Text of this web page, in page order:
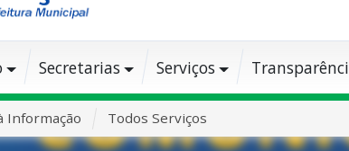
Secretarias Serviços
Informação Todos Serviços